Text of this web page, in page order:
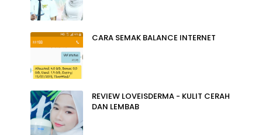
CARA SEMAK BALANCE INTERNET
REVIEW LOVEISDERMA - KULIT CERAH
DAN LEMBAB